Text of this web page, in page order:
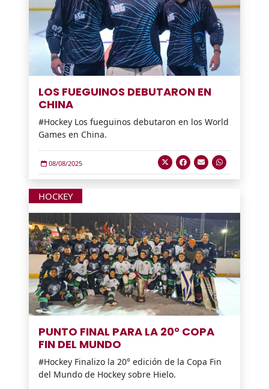
LOS FUEGUINOS DEBUTARON EN
CHINA
#Hockey Los fueguinos debutaron en los World
Games en China.
08/08/2025
HOCKEY
PUNTO FINAL PARA LA 20° COPA
FIN DEL MUNDO
#Hockey Finalizo la 20° edición de la Copa Fin
del Mundo de Hockey sobre Hielo.